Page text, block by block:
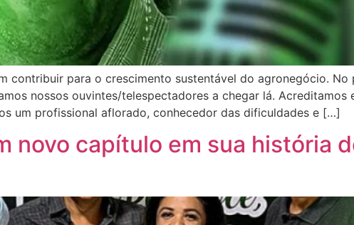
contribuir para o crescimento sustentável do agronegócio. No
nossos ouvintes/telespectadores a chegar lá. Acreditamos
um profissional aflorado, conhecedor das dificuldades e […]
novo capítulo em sua história